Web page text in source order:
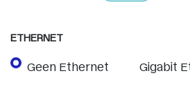
ETHERNET
Geen Ethernet Gigabit